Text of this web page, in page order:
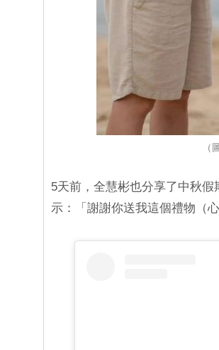
（
5天前，全慧彬也分享了中秋
示：「謝謝你送我這個禮物（